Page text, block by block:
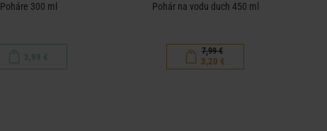
Poháre 300 ml
3,99 €
Pohár na vodu duch 450 ml
7,99 €
3,20 €